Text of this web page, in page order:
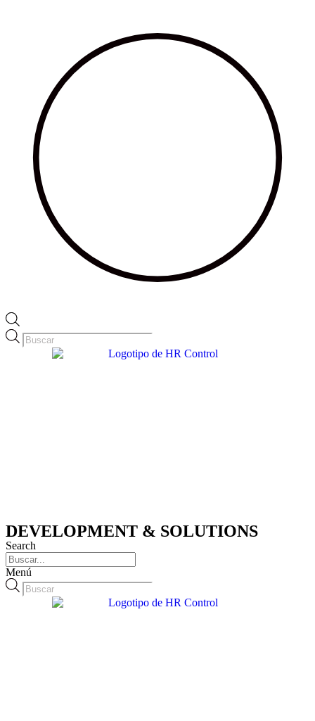
Búsqueda
de
productos
DEVELOPMENT & SOLUTIONS
Search
Menú
Búsqueda
de
productos